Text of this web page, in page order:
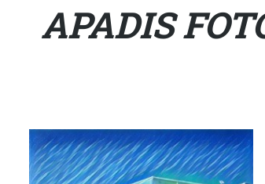
APADIS